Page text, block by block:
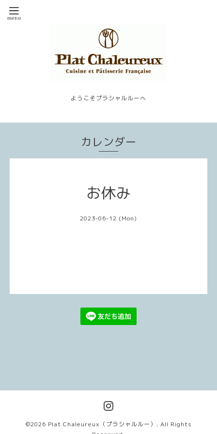
ようこそプラシャルルーへ
カレンダー
お休み
2023-06-12 (Mon)
©2026 Plat Chaleureux（プラシャルルー） . All Rights